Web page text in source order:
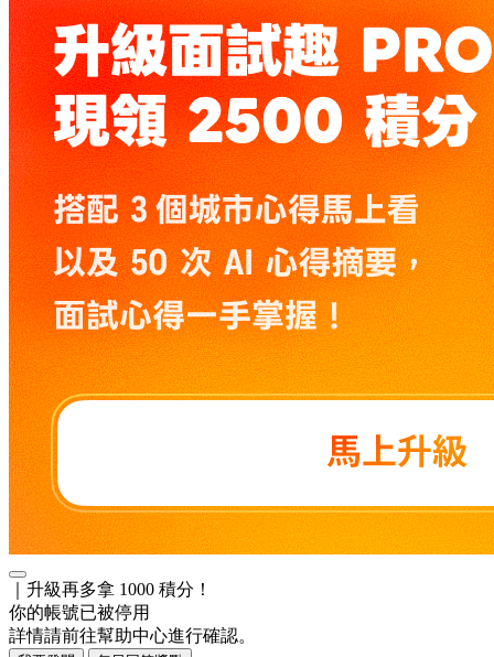
｜升級再多拿 1000 積分！
你的帳號已被停用
詳情請前往幫助中心進行確認。